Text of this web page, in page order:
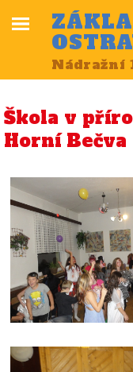
Nádražní
Škola v
Horní Bečva